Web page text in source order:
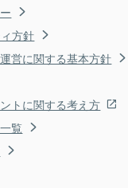
方針
営に関する基本方針
トに関する考え方
覧